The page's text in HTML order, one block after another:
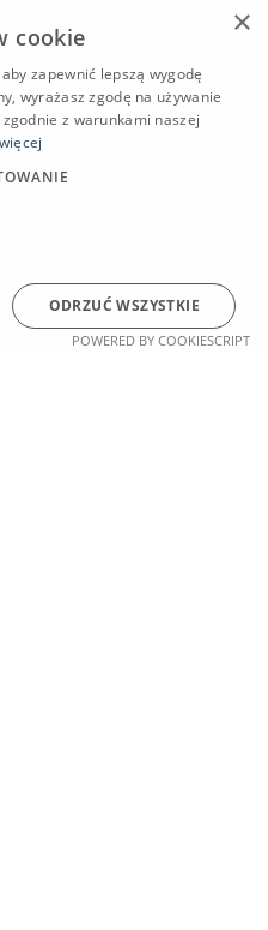
×
cookie
zapewnić lepszą wygodę
wyrażasz zgodę na używanie
z warunkami naszej
ODRZUĆ WSZYSTKIE
POWERED BY COOKIESCRIPT